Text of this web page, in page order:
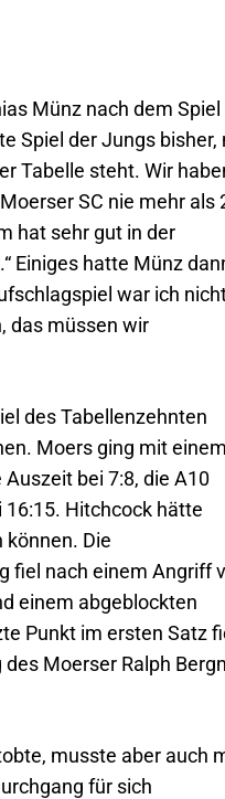
Münz nach dem Spiel
Spiel der Jungs bisher,
Tabelle steht. Wir
SC nie mehr als
hat sehr gut in der
Einiges hatte Münz
war ich
das müssen wir
des Tabellenzehnten
Moers ging mit einem
bei 7:8, die A10
Hitchcock hätte
können. Die
fiel nach einem Angriff
einem abgeblockten
Punkt im ersten Satz
Moerser Ralph
musste aber auch
für sich